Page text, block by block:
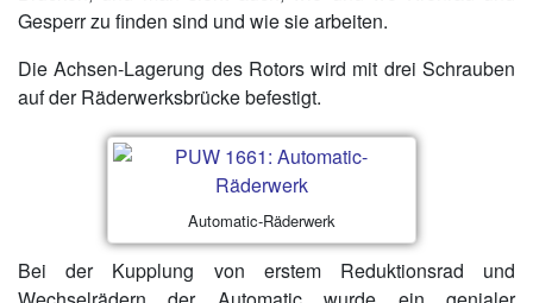
Gesperr zu finden sind und wie sie arbeiten.
Die Achsen-Lagerung des Rotors wird mit drei Schrauben
auf der Räderwerksbrücke befestigt.
Automatic-Räderwerk
Bei der Kupplung von erstem Reduktionsrad und